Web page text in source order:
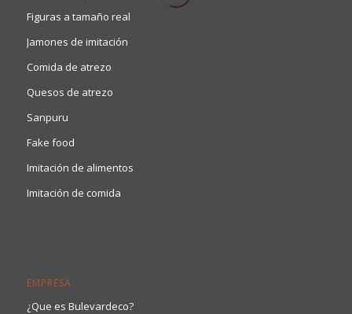
Figuras a tamaño real
Jamones de imitación
Comida de atrezo
Quesos de atrezo
Sanpuru
Fake food
Imitación de alimentos
Imitación de comida
EMPRESA
¿Que es Bulevardeco?